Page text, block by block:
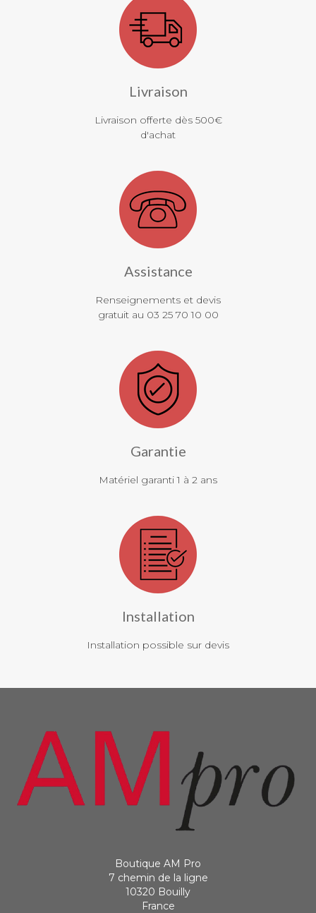
Livraison
Livraison offerte dès 500€
d'achat
Assistance
Renseignements et devis
gratuit au 03 25 70 10 00
Garantie
Matériel garanti 1 à 2 ans
Installation
Installation possible sur devis
Boutique AM Pro
7 chemin de la ligne
10320 Bouilly
France